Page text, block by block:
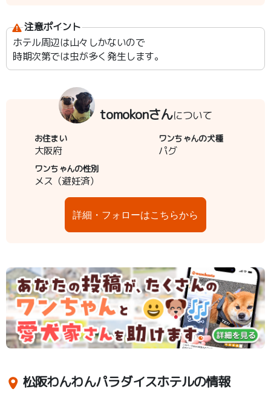
注意ポイント
ホテル周辺は山々しかないので
時期次第では虫が多く発生します。
tomokonさんについて
お住まい
大阪府
ワンちゃんの犬種
パグ
ワンちゃんの性別
メス（避妊済）
詳細・フォローはこちらから
松阪わんわんパラダイスホテルの情報